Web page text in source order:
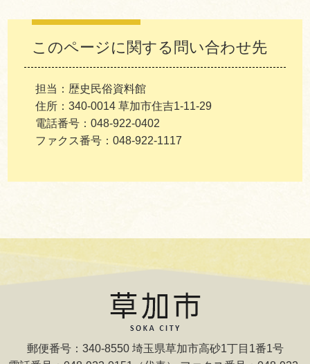
このページに関する問い合わせ先
担当：歴史民俗資料館
住所：340-0014 草加市住吉1-11-29
電話番号：048-922-0402
ファクス番号：048-922-1117
郵便番号：340-8550 埼玉県草加市高砂1丁目1番1号